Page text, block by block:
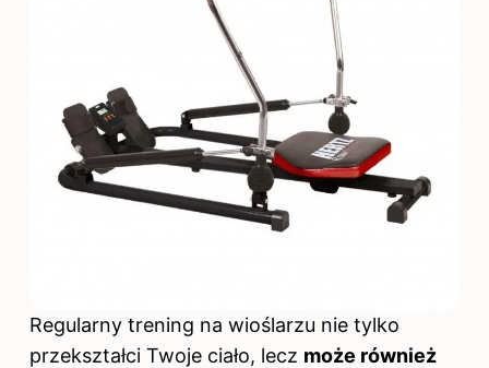
Regularny trening na wioślarzu nie tylko
przekształci Twoje ciało, lecz może również